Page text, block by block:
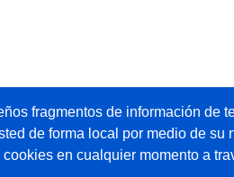
fragmentos de información de
de forma local por medio de su
en cualquier momento a